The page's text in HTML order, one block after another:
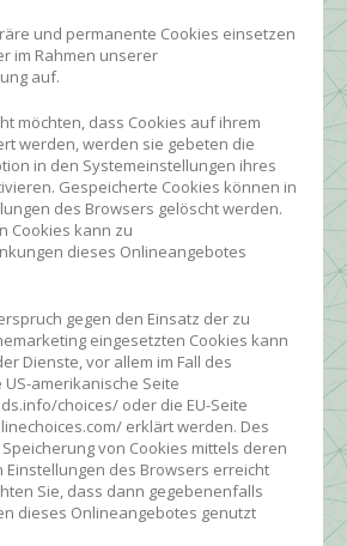
und permanente Cookies einsetzen
im Rahmen unserer
auf.
möchten, dass Cookies auf ihrem
werden, werden sie gebeten die
in den Systemeinstellungen ihres
Gespeicherte Cookies können in
des Browsers gelöscht werden.
Cookies kann zu
dieses Onlineangebotes
gegen den Einsatz der zu
eingesetzten Cookies kann
Dienste, vor allem im Fall des
amerikanische Seite
choices/ oder die EU-Seite
erklärt werden. Des
von Cookies mittels deren
Einstellungen des Browsers erreicht
Sie, dass dann gegebenenfalls
dieses Onlineangebotes genutzt